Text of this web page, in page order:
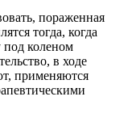
пораженная
тогда, когда
под коленом
в ходе
применяются